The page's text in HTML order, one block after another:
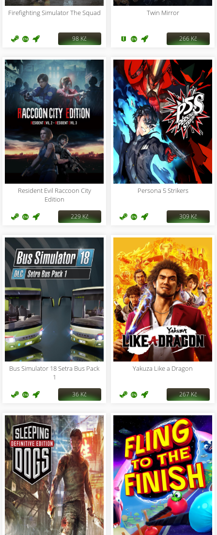
Firefighting Simulator The Squad
98 Kč
Twin Mirror
266 Kč
Resident Evil Raccoon City
Edition
229 Kč
Persona 5 Strikers
309 Kč
Bus Simulator 18 Setra Bus Pack
1
36 Kč
Yakuza Like a Dragon
267 Kč